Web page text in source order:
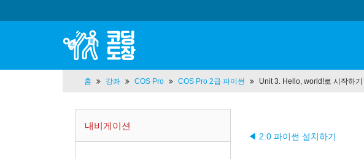
홈 강좌 COS Pro COS Pro 2급 파이썬 Unit 3. Hello, world!로 시작하기
◀ 2.0 파이썬 설치하기
내비게이션